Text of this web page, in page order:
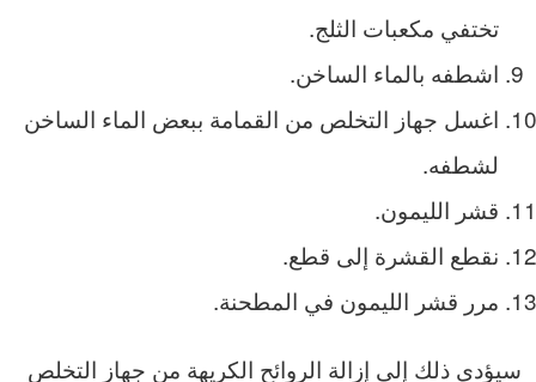
تختفي مكعبات الثلج.
اشطفه بالماء الساخن.
اغسل جهاز التخلص من القمامة ببعض الماء الساخن
لشطفه.
قشر الليمون.
نقطع القشرة إلى قطع.
مرر قشر الليمون في المطحنة.
سيؤدي ذلك إلى إزالة الروائح الكريهة من جهاز التخلص